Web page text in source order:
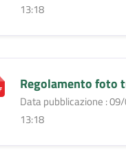
13:18
Regolamento foto
Data pubblicazione :
13:18